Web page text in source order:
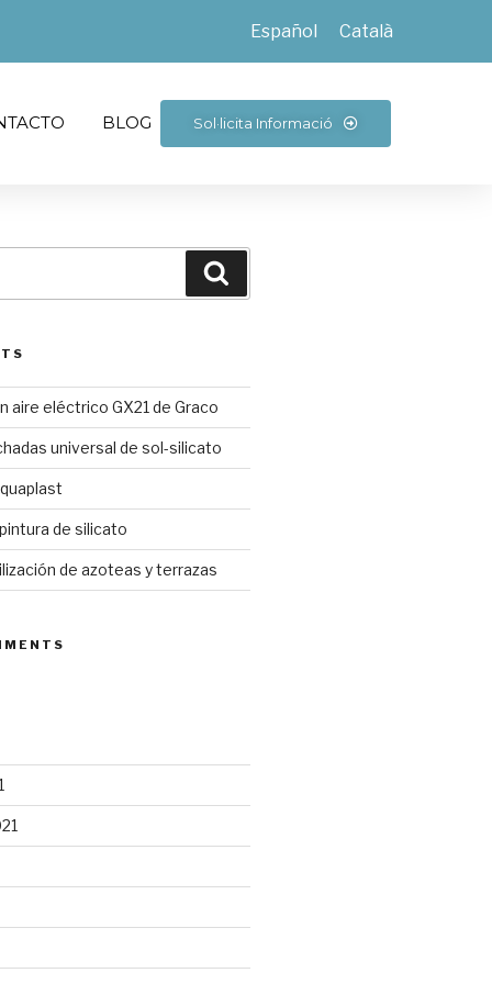
Español Català
BLOG Sol·licita Informació
aire eléctrico GX21 de Graco
universal de sol-silicato
de silicato
de azoteas y terrazas